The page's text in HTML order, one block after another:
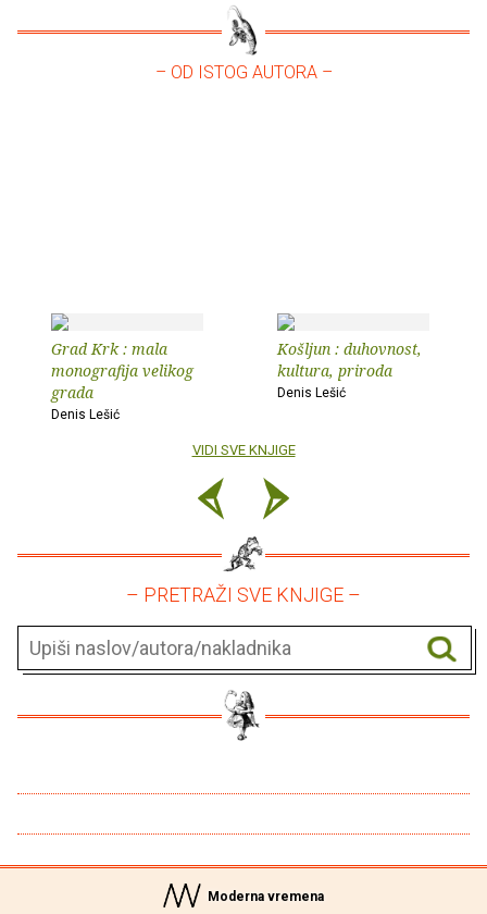
– OD ISTOG AUTORA –
Grad Krk : mala
monografija velikog
grada
Denis Lešić
Košljun : duhovnost,
kultura, priroda
Denis Lešić
VIDI SVE KNJIGE
– PRETRAŽI SVE KNJIGE –
Moderna vremena